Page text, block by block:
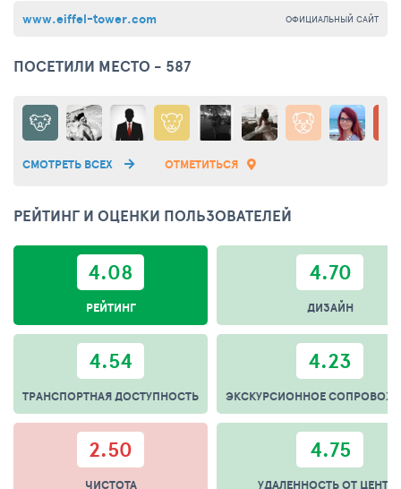
платформах находятся рестораны и бары. На 3 платформе
находится маяк с куполом, над которым находится смотровая
конструкцию неуместным курьезом для туристов, но
согласитесь: в ней определенно что-то есть!
ОФИЦИАЛЬНЫЙ САЙТ
www.eiffel-tower.com
ПОСЕТИЛИ МЕСТО - 587
СМОТРЕТЬ ВСЕХ ОТМЕТИТЬСЯ
РЕЙТИНГ И ОЦЕНКИ ПОЛЬЗОВАТЕЛЕЙ
4.08
РЕЙТИНГ
4.70
ДИЗАЙН
4.54
ТРАНСПОРТНАЯ ДОСТУПНОСТЬ
4.23
ЭКСКУРСИОННОЕ
2.50
ЧИСТОТА
4.75
УДАЛЕННОСТЬ ОТ